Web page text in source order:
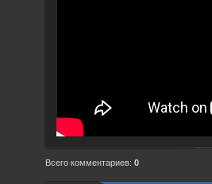
Всего комментариев: 0